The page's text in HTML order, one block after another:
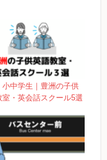
小中学生｜豊洲の子供
室・英会話スクール5選